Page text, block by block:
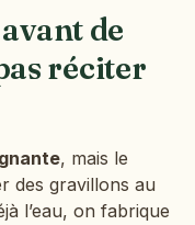
de
réciter
, mais le
des gravillons au
l’eau, on fabrique